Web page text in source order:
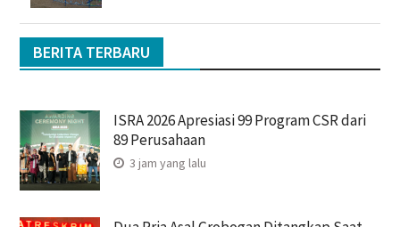
BERITA TERBARU
ISRA 2026 Apresiasi 99 Program CSR dari
89 Perusahaan
3 jam yang lalu